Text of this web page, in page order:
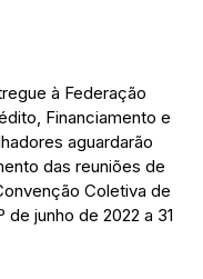
à Federação
Financiamento e
aguardarão
das reuniões de
Coletiva de
junho de 2022 a 31